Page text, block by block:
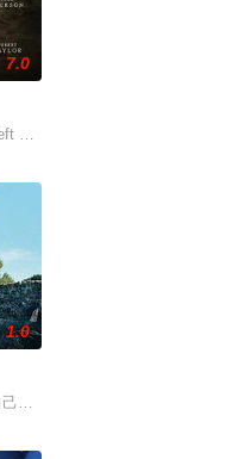
却离奇身亡的双胞胎妹妹瑞音时，
托私家侦探追查真相，誓要找出
7.0
with the care of an alcoholic f
串妖异事件，张天盛虽被种
活的照屋踊，憧憬舞蹈学校的丽
1.0
想要什么，却清楚自己不要什么